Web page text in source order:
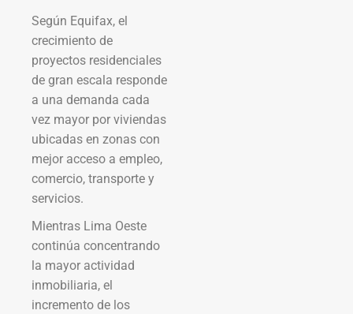
Según Equifax, el
crecimiento de
proyectos residenciales
de gran escala responde
a una demanda cada
vez mayor por viviendas
ubicadas en zonas con
mejor acceso a empleo,
comercio, transporte y
servicios.
Mientras Lima Oeste
continúa concentrando
la mayor actividad
inmobiliaria, el
incremento de los